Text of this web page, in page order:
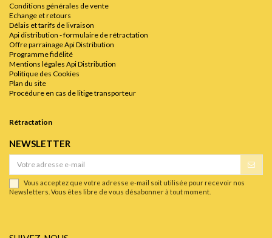
Conditions générales de vente
Echange et retours
Délais et tarifs de livraison
Api distribution - formulaire de rétractation
Offre parrainage Api Distribution
Programme fidélité
Mentions légales Api Distribution
Politique des Cookies
Plan du site
Procédure en cas de litige transporteur
Rétractation
NEWSLETTER
Vous acceptez que votre adresse e-mail soit utilisée pour recevoir nos
Newsletters. Vous êtes libre de vous désabonner à tout moment.